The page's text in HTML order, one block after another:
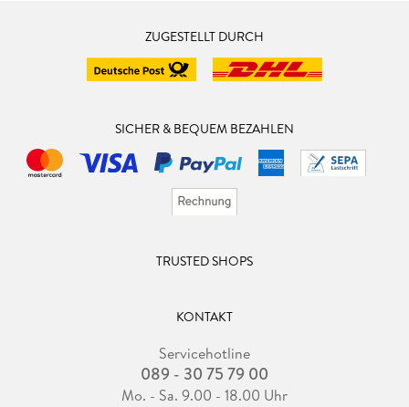
ZUGESTELLT DURCH
SICHER & BEQUEM BEZAHLEN
TRUSTED SHOPS
KONTAKT
Servicehotline
089 - 30 75 79 00
Mo. - Sa. 9.00 - 18.00 Uhr